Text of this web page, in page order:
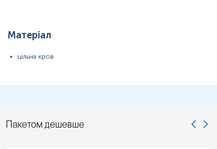
Матеріал
цільна кров
Пакетом дешевше